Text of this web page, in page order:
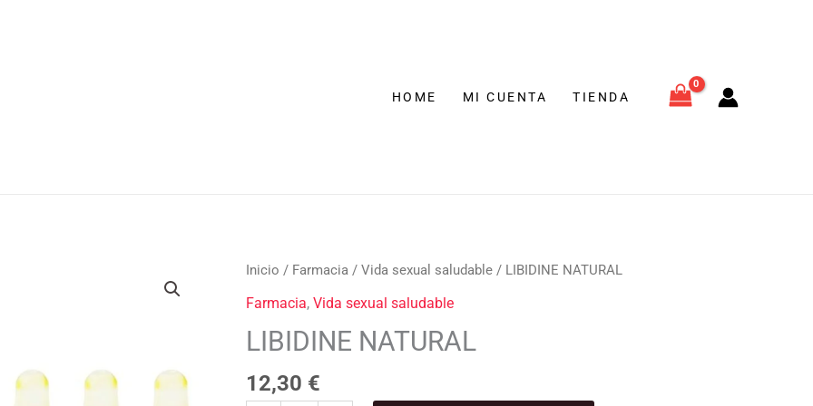
HOME MI CUENTA TIENDA
Inicio / Farmacia /Vida sexual saludable / LIBIDINE NATURAL
Farmacia,Vida sexual saludable
LIBIDINE NATURAL
12,30 €
LIBIDINE
NATURAL